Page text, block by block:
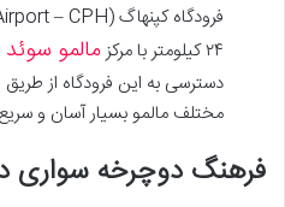
۲۴ کیلومتر با مرکز
مالمو سوئد
دسترسی به این فرودگاه از
مختلف مالمو بسیار آسان و
فرهنگ دوچرخه سواری